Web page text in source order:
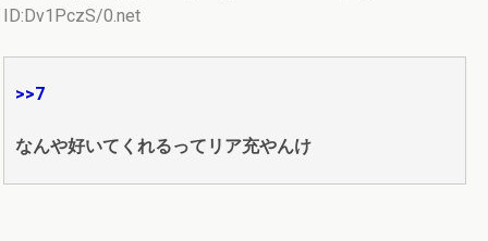
ID:Dv1PczS/0.net
>>7
なんや好いてくれるってリア充やんけ